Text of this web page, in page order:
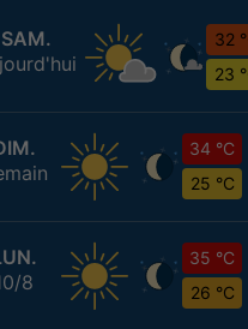
SAM.
32
23
34 °C
25 °C
8
35 °C
26 °C